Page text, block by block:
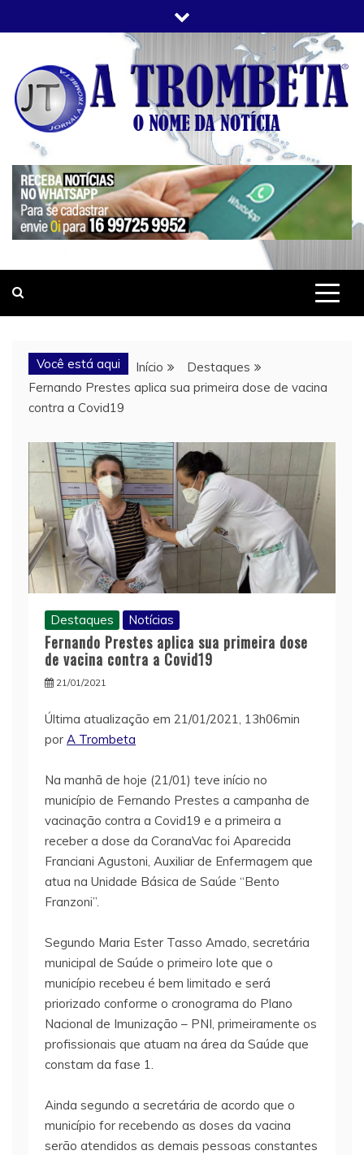
to
JORNAL A TROMBETA
O Nome da Notícia
Você está aqui Início
Destaques
Fernando Prestes aplica sua primeira dose de vacina
contra a Covid19
Destaques Notícias
Fernando Prestes aplica sua primeira dose
de vacina contra a Covid19
21/01/2021
Última atualização em 21/01/2021, 13h06min
por A Trombeta
Na manhã de hoje (21/01) teve início no
município de Fernando Prestes a campanha de
vacinação contra a Covid19 e a primeira a
receber a dose da CoranaVac foi Aparecida
Franciani Agustoni, Auxiliar de Enfermagem que
atua na Unidade Básica de Saúde “Bento
Franzoni”.
Segundo Maria Ester Tasso Amado, secretária
municipal de Saúde o primeiro lote que o
município recebeu é bem limitado e será
priorizado conforme o cronograma do Plano
Nacional de Imunização – PNI, primeiramente os
profissionais que atuam na área da Saúde que
constam da fase 1.
Ainda segundo a secretária de acordo que o
município for recebendo as doses da vacina
serão atendidos as demais pessoas constantes